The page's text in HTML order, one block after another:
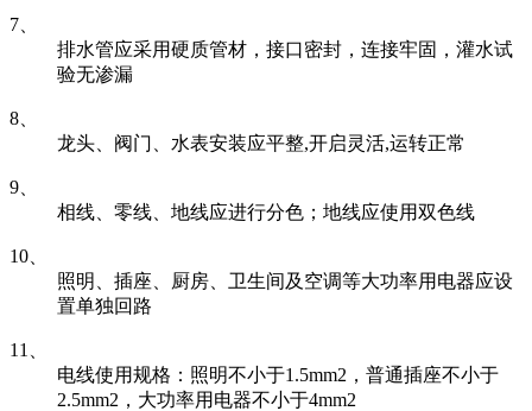
7、
排水管应采用硬质管材，接口密封，连接牢固，灌水试
验无渗漏
8、
龙头、阀门、水表安装应平整,开启灵活,运转正常
9、
相线、零线、地线应进行分色；地线应使用双色线
10、
照明、插座、厨房、卫生间及空调等大功率用电器应设
置单独回路
11、
电线使用规格：照明不小于1.5mm2，普通插座不小于
2.5mm2，大功率用电器不小于4mm2